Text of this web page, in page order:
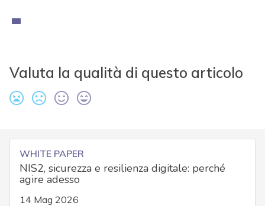
Valuta la qualità di questo articolo
WHITE PAPER
NIS2, sicurezza e resilienza digitale: perché
agire adesso
14 Mag 2026